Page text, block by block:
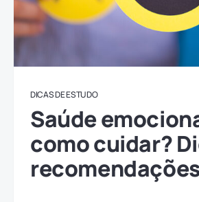
DICAS DE ESTUDO
Saúde
como cuidar?